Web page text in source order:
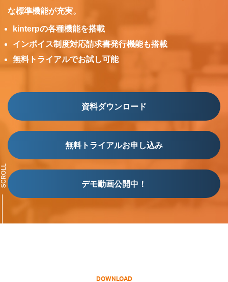
な標準機能が充実。
kinterpの各種機能を搭載
インボイス制度対応請求書発行機能も搭載
無料トライアルでお試し可能
資料ダウンロード
無料トライアルお申し込み
デモ動画公開中！
SCROLL
DOWNLOAD